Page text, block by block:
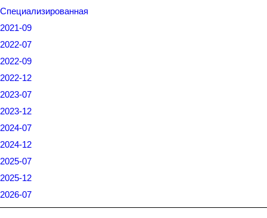
Специализированная
2021-09
2022-07
2022-09
2022-12
2023-07
2023-12
2024-07
2024-12
2025-07
2025-12
2026-07